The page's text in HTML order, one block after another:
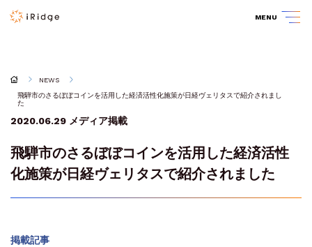
MENU
NEWS
飛騨市のさるぼぼコインを活用した経済活性化施策が日経ヴェリタスで紹介されまし
た
2020.06.29 メディア掲載
飛騨市のさるぼぼコインを活用した経済活性
化施策が日経ヴェリタスで紹介されました
掲載記事